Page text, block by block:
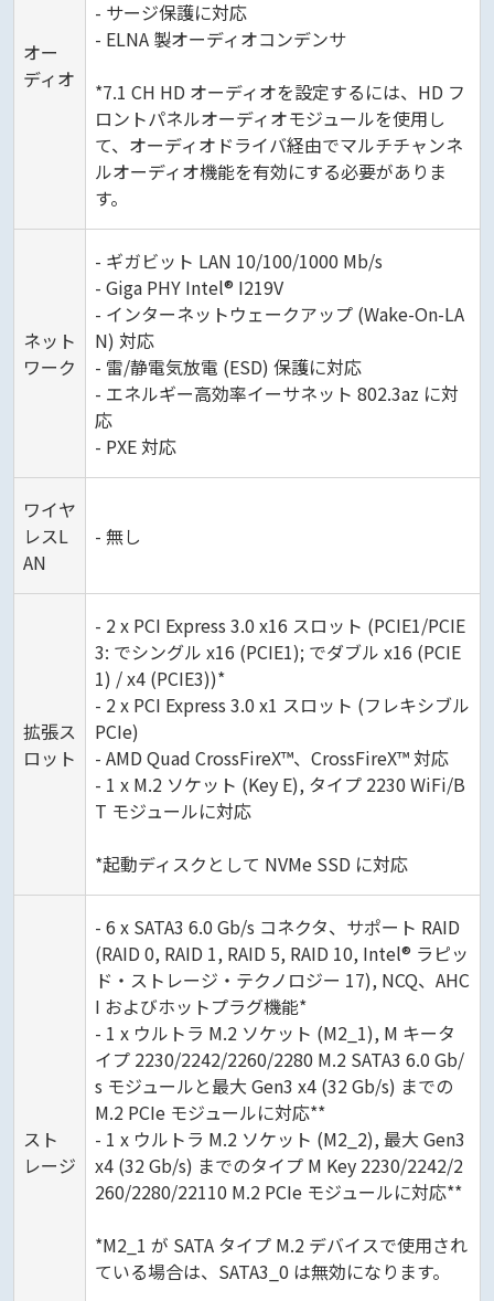
オー
ディオ
- サージ保護に対応
- ELNA 製オーディオコンデンサ
*7.1 CH HD オーディオを設定するには、HD フ
ロントパネルオーディオモジュールを使用し
て、オーディオドライバ経由でマルチチャンネ
ルオーディオ機能を有効にする必要がありま
す。
ネット
ワーク
- ギガビット LAN 10/100/1000 Mb/s
- Giga PHY Intel® I219V
- インターネットウェークアップ (Wake-On-LA
N) 対応
- 雷/静電気放電 (ESD) 保護に対応
- エネルギー高効率イーサネット 802.3az に対
応
- PXE 対応
ワイヤ
レスL
AN
- 無し
拡張ス
ロット
- 2 x PCI Express 3.0 x16 スロット (PCIE1/PCIE
3: でシングル x16 (PCIE1); でダブル x16 (PCIE
1) / x4 (PCIE3))*
- 2 x PCI Express 3.0 x1 スロット (フレキシブル
PCIe)
- AMD Quad CrossFireX™、CrossFireX™ 対応
- 1 x M.2 ソケット (Key E), タイプ 2230 WiFi/B
T モジュールに対応
*起動ディスクとして NVMe SSD に対応
スト
レージ
- 6 x SATA3 6.0 Gb/s コネクタ、サポート RAID
(RAID 0, RAID 1, RAID 5, RAID 10, Intel® ラピッ
ド・ストレージ・テクノロジー 17), NCQ、AHC
I およびホットプラグ機能*
- 1 x ウルトラ M.2 ソケット (M2_1), M キータ
イプ 2230/2242/2260/2280 M.2 SATA3 6.0 Gb/
s モジュールと最大 Gen3 x4 (32 Gb/s) までの
M.2 PCIe モジュールに対応**
- 1 x ウルトラ M.2 ソケット (M2_2), 最大 Gen3
x4 (32 Gb/s) までのタイプ M Key 2230/2242/2
260/2280/22110 M.2 PCIe モジュールに対応**
*M2_1 が SATA タイプ M.2 デバイスで使用され
ている場合は、SATA3_0 は無効になります。